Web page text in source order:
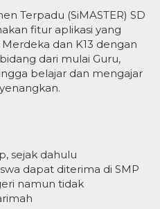
Terpadu (SiMASTER) SD
fitur aplikasi yang
dan K13 dengan
dari mulai Guru,
belajar dan mengajar
sejak dahulu
dapat diterima di SMP
namun tidak